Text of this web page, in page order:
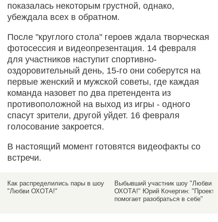
показалась некоторым грустной, однако,
убеждала всех в обратном.
После "круглого стола" героев ждала творческая
фотосессия и видеопрезентация. 14 февраля
для участников наступит спортивно-
оздоровительный день, 15-го они соберутся на
первые женский и мужской советы, где каждая
команда назовет по два претендента из
противоположной на выход из игры - одного
спасут зрители, другой уйдет. 16 февраля
голосование закроется.
В настоящий момент готовятся видеофакты со
встречи.
Как распределились пары в шоу
"Любви ОХОТА!"
Выбывший участник шоу "Любви
ОХОТА!" Юрий Кочергин: "Проект
помогает разобраться в себе"